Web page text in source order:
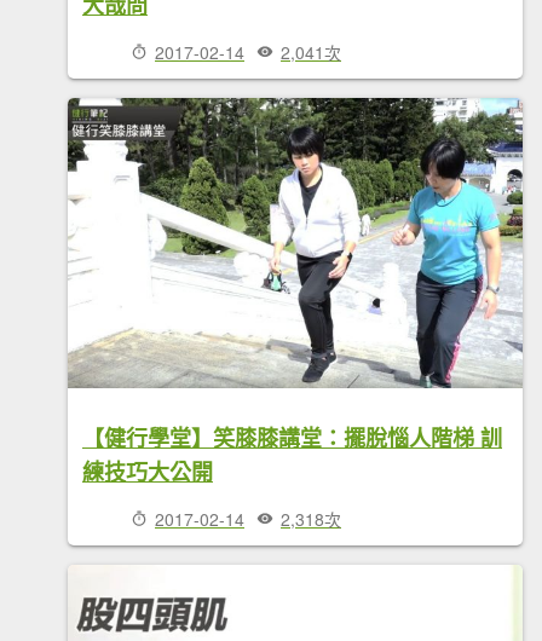
2017-02-14 2,041次
【健行學堂】笑膝膝講堂：擺脫惱人階梯 訓
練技巧大公開
2017-02-14 2,318次